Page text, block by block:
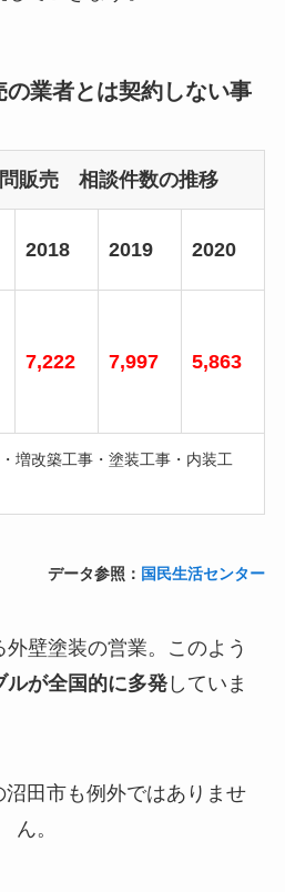
業者とは契約しない事
販売 相談件数の推移
2018 2019 2020
7,222 7,997 5,863
増改築工事・塗装工事・内装工
データ参照： 国民生活センター
壁塗装の営業。このよう
ルが全国的に多発していま
沼田市も例外ではありませ
ん。